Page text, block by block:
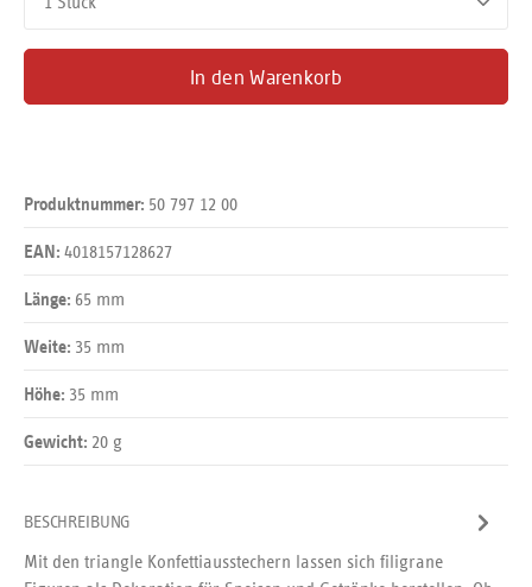
In den Warenkorb
Produktnummer: 50 797 12 00
EAN: 4018157128627
Länge: 65 mm
Weite: 35 mm
Höhe: 35 mm
Gewicht: 20 g
BESCHREIBUNG
Mit den triangle Konfettiausstechern lassen sich filigrane